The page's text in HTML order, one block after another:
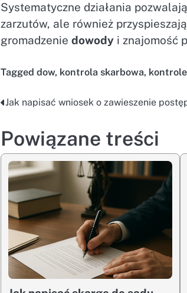
Systematyczne działania
zarzutów, ale również
gromadzeniedowody i znajomość
Taggeddow, kontrola skarbowa,
Nawigacja
wpisu
Jak napisać wniosek o zawieszenie
Powiązane treści